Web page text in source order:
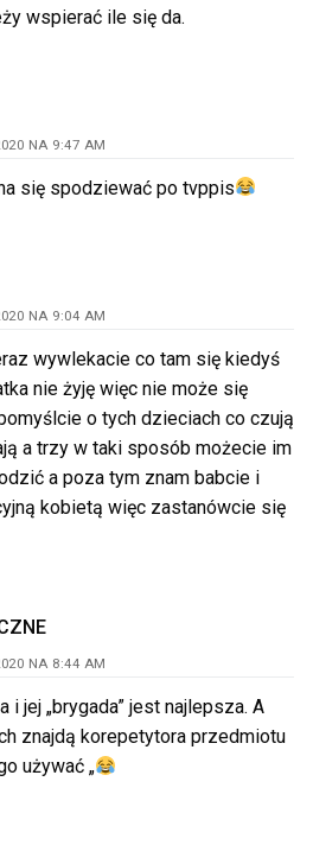
wspierać ile się da.
NA 9:47 AM
się spodziewać po tvppis
NA 9:04 AM
wywlekacie co tam się kiedyś
nie żyję więc nie może się
o tych dzieciach co czują
a trzy w taki sposób możecie im
a poza tym znam babcie i
kobietą więc zastanówcie się
NA 8:44 AM
i jej „brygada” jest najlepsza. A
znajdą korepetytora przedmiotu
używać „